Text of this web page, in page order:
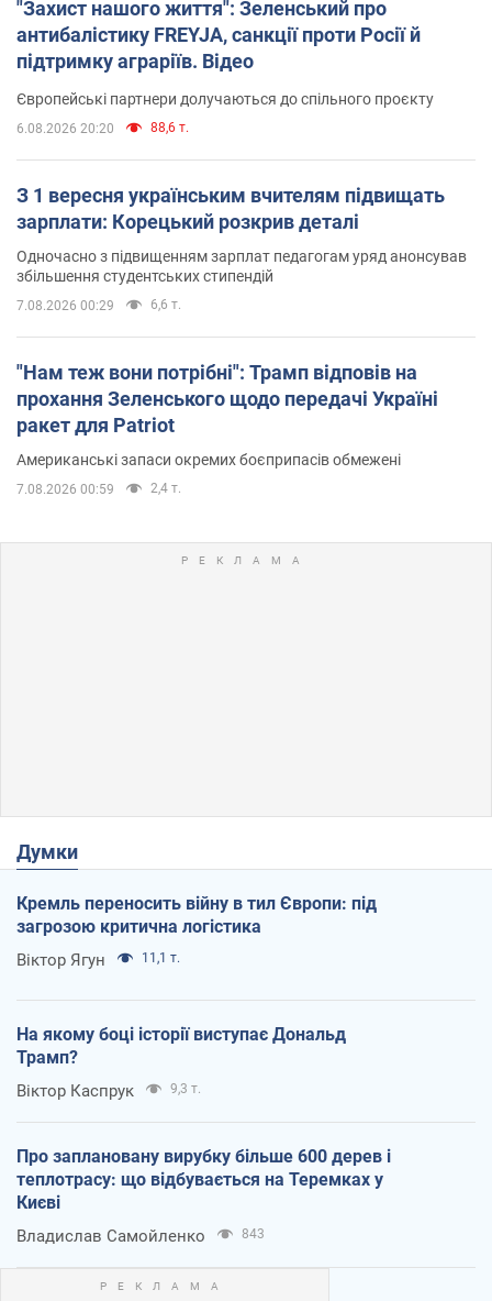
"Захист нашого життя": Зеленський про
антибалістику FREYJA, санкції проти Росії й
підтримку аграріїв. Відео
Європейські партнери долучаються до спільного проєкту
6.08.2026 20:20 88,6 т.
З 1 вересня українським вчителям підвищать
зарплати: Корецький розкрив деталі
Одночасно з підвищенням зарплат педагогам уряд анонсував
збільшення студентських стипендій
7.08.2026 00:29 6,6 т.
"Нам теж вони потрібні": Трамп відповів на
прохання Зеленського щодо передачі Україні
ракет для Patriot
Американські запаси окремих боєприпасів обмежені
7.08.2026 00:59 2,4 т.
Думки
Кремль переносить війну в тил Європи: під
загрозою критична логістика
Віктор Ягун 11,1 т.
На якому боці історії виступає Дональд
Трамп?
Віктор Каспрук 9,3 т.
Про заплановану вирубку більше 600 дерев і
теплотрасу: що відбувається на Теремках у
Києві
Владислав Самойленко 843